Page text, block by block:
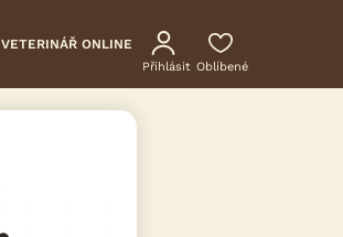
VETERINÁŘ ONLINE
Přihlásit Oblíbené